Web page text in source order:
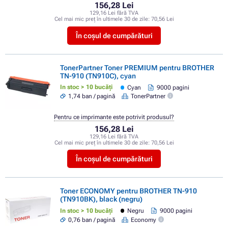
156,28 Lei
129,16 Lei fără TVA
Cel mai mic preț în ultimele 30 de zile: 70,56 Lei
În coșul de cumpărături
TonerPartner Toner PREMIUM pentru BROTHER
TN-910 (TN910C), cyan
In stoc > 10 bucăți Cyan
9000 pagini
1,74 ban / pagină
TonerPartner
156,28 Lei
129,16 Lei fără TVA
Cel mai mic preț în ultimele 30 de zile: 70,56 Lei
În coșul de cumpărături
Pentru ce imprimante este potrivit produsul?
Toner ECONOMY pentru BROTHER TN-910
(TN910BK), black (negru)
In stoc > 10 bucăți Negru
9000 pagini
0,76 ban / pagină
Economy